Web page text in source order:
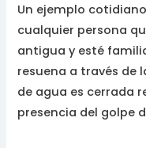
Un ejemplo
cualquier persona
antigua y esté
resuena a través de
de agua es cerrada
presencia del golpe